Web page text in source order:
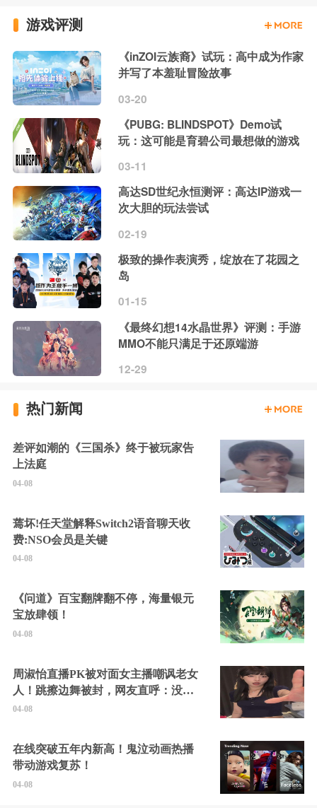
游戏评测
《inZOI云族裔》试玩：高中成为作家
并写了本羞耻冒险故事
03-20
《PUBG: BLINDSPOT》Demo试
玩：这可能是育碧公司最想做的游戏
03-11
高达SD世纪永恒测评：高达IP游戏一
次大胆的玩法尝试
02-19
极致的操作表演秀，绽放在了花园之
岛
01-15
《最终幻想14水晶世界》评测：手游
MMO不能只满足于还原端游
12-29
热门新闻
差评如潮的《三国杀》终于被玩家告
上法庭
04-08
蔫坏!任天堂解释Switch2语音聊天收
费:NSO会员是关键
04-08
《问道》百宝翻牌翻不停，海量银元
宝放肆领！
04-08
周淑怡直播PK被对面女主播嘲讽老女
人！跳擦边舞被封，网友直呼：没边
硬擦封的好！
04-08
在线突破五年内新高！鬼泣动画热播
带动游戏复苏！
04-08